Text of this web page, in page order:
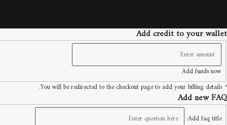
Add credit to your wallet
Add funds now
*
You will be redirected to the checkout page to add your billing details.
Add new FAQ
Add faq title: